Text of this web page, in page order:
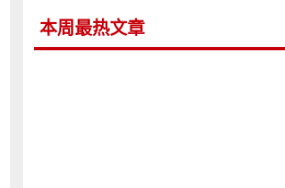
本周最热文章